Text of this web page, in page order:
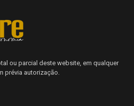
ou parcial deste website, em qualquer
prévia autorização.